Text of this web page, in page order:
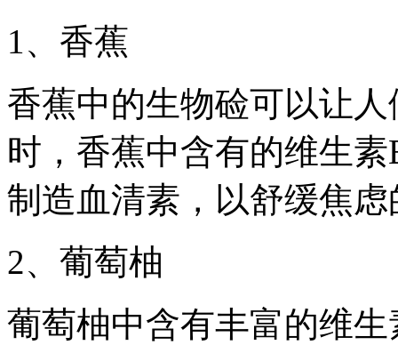
1、香蕉
香蕉中的生物硷可以让
时，香蕉中含有的维生
制造血清素，以舒缓焦
2、葡萄柚
葡萄柚中含有丰富的维